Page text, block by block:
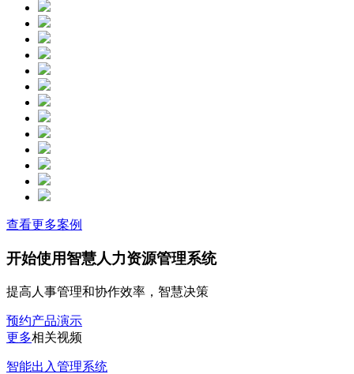
查看更多案例
开始使用智慧人力资源管理系统
提高人事管理和协作效率，智慧决策
预约产品演示
更多相关视频
智能出入管理系统